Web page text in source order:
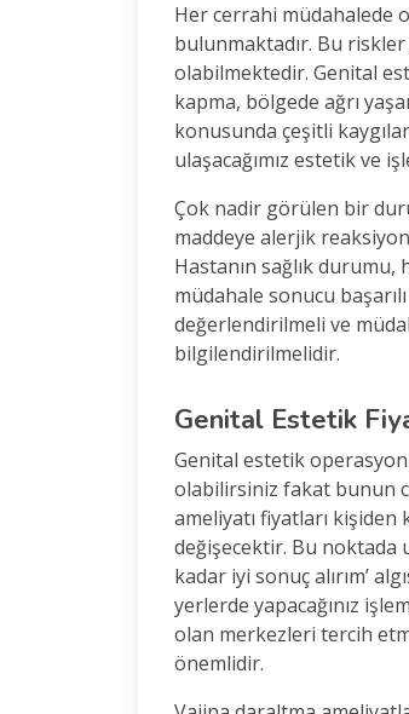
Her cerrahi müdahalede
bulunmaktadır. Bu
olabilmektedir. Genital
kapma, bölgede ağrı
konusunda çeşitli
ulaşacağımız estetik ve
Çok nadir görülen bir
maddeye alerjik
Hastanın sağlık durumu,
müdahale sonucu
değerlendirilmeli ve
bilgilendirilmelidir.
Genital Estetik
Genital estetik
olabilirsiniz fakat bunun
ameliyatı fiyatları
değişecektir. Bu noktada
kadar iyi sonuç alırım’
yerlerde yapacağınız
olan merkezleri tercih
önemlidir.